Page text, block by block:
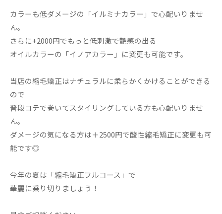
カラーも低ダメージの「イルミナカラー」で心配いりませ
ん。
さらに+2000円でもっと低刺激で艶感の出る
オイルカラーの「イノアカラー」に変更も可能です。
当店の縮毛矯正はナチュラルに柔らかくかけることができる
ので
普段コテで巻いてスタイリングしている方も心配いりませ
ん。
ダメージの気になる方は＋2500円で酸性縮毛矯正に変更も可
能です◎
今年の夏は「縮毛矯正フルコース」で
華麗に乗り切りましょう！